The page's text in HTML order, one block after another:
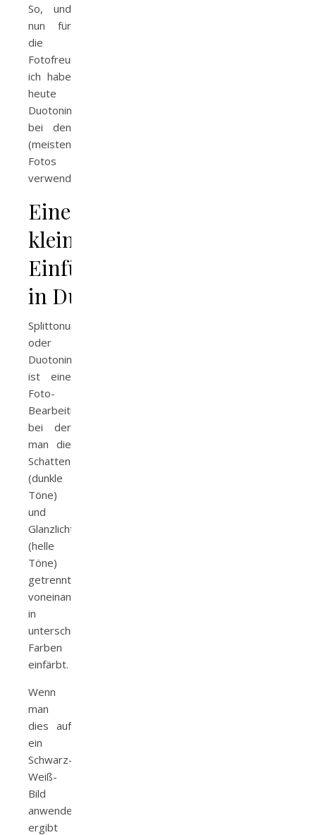
So, und
nun für
die
Fotofreunde:
ich habe
heute
Duotoning
bei den
(meisten)
Fotos
verwendet.
Eine
kleine
Einführung
in Duotoning
Splittonung
oder
Duotoning
ist eine
Foto-
Bearbeitungstechnik,
bei der
man die
Schatten
(dunkle
Töne)
und
Glanzlichter
(helle
Töne)
getrennt
voneinander
in
unterschiedlichen
Farben
einfärbt.
Wenn
man
dies auf
ein
Schwarz-
Weiß-
Bild
anwendet,
ergibt